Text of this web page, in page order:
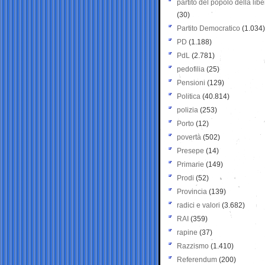
partito del popolo della
(30)
Partito Democratico (1.034)
PD (1.188)
PdL (2.781)
pedofilia (25)
Pensioni (129)
Politica (40.814)
polizia (253)
Porto (12)
povertà (502)
Presepe (14)
Primarie (149)
Prodi (52)
Provincia (139)
radici e valori (3.682)
RAI (359)
rapine (37)
Razzismo (1.410)
Referendum (200)